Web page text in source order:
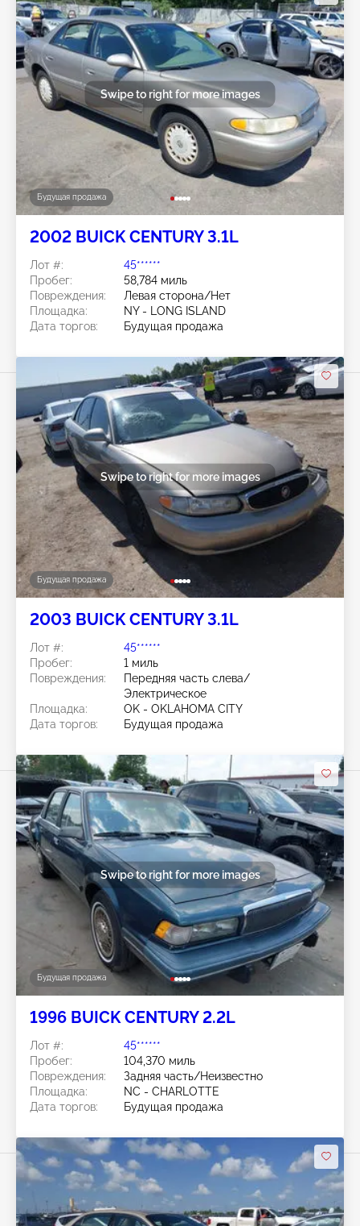
Будущая продажа
Swipe to right for more images
2002 BUICK CENTURY 3.1L
Лот #:
45******
Пробег:
58,784 миль
Повреждения:
Левая сторона/Нет
Площадка:
NY - LONG ISLAND
Дата торгов:
Будущая продажа
Будущая продажа
Swipe to right for more images
2003 BUICK CENTURY 3.1L
Лот #:
45******
Пробег:
1 миль
Повреждения:
Передняя часть слева/
Электрическое
Площадка:
OK - OKLAHOMA CITY
Дата торгов:
Будущая продажа
Будущая продажа
Swipe to right for more images
1996 BUICK CENTURY 2.2L
Лот #:
45******
Пробег:
104,370 миль
Повреждения:
Задняя часть/Неизвестно
Площадка:
NC - CHARLOTTE
Дата торгов:
Будущая продажа